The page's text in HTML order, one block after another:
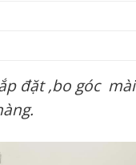
đặt ,bo góc mài